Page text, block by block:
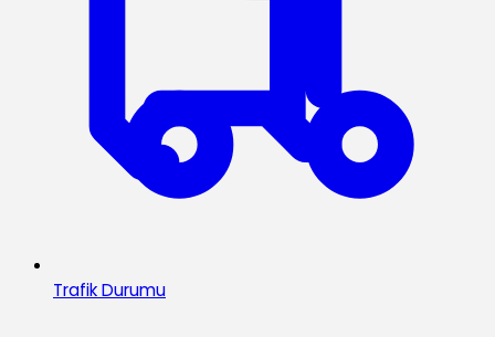
Trafik Durumu